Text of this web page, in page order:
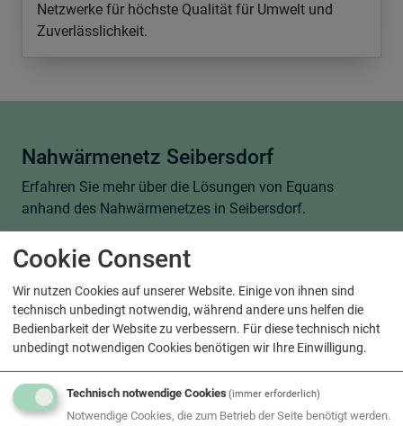
Netzwerke für höchste Qualität für Umwelt und
Zuverlässlichkeit.
Nahwärmenetz Seibersdorf
Erfahren Sie mehr über die Lösungen von Equans
anhand des Nahwärmenetzes in Seibersdorf.
Unsere Lösungen:
1,2 MW Biomassekessel
Photovoltaikanlage
Pufferspeicher
3.500 MWh Wärme / Jahr
110 Haushalte & Gewerbekunden
Cookie Consent
Wir nutzen Cookies auf unserer Website. Einige von ihnen sind
technisch unbedingt notwendig, während andere uns helfen die
Bedienbarkeit der Website zu verbessern. Für diese technisch nicht
unbedingt notwendigen Cookies benötigen wir Ihre Einwilligung.
Technisch notwendige Cookies(immer erforderlich)
Notwendige Cookies, die zum Betrieb der Seite benötigt werden.